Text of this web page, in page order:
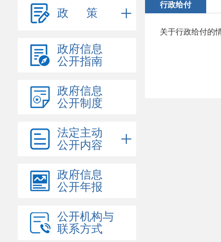
政 策
政府信息
公开指南
政府信息
公开制度
法定主动
公开内容
政府信息
公开年报
公开机构与
联系方式
行政给付
关于行政给付的